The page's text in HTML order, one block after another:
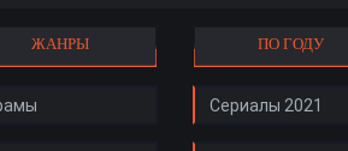
ЖАНРЫ ПО ГОДУ
Сериалы 2021